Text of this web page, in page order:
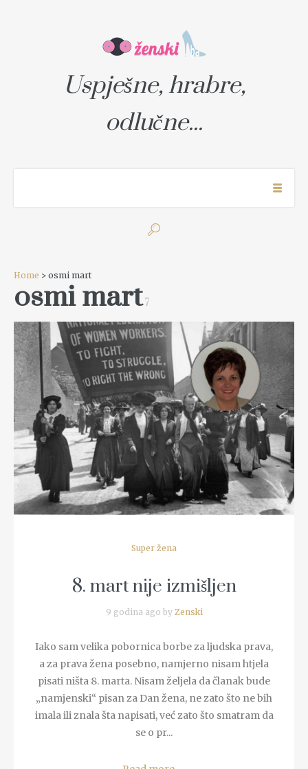
Uspješne, hrabre,
odlučne...
Home > osmi mart
osmi mart7
READ MORE
Super žena
8. mart nije izmišljen
9 godina ago by Zenski
Iako sam velika pobornica borbe za ljudska prava,
a za prava žena posebno, namjerno nisam htjela
pisati ništa 8. marta. Nisam željela da članak bude
„namjenski“ pisan za Dan žena, ne zato što ne bih
imala ili znala šta napisati, već zato što smatram da
se o pr...